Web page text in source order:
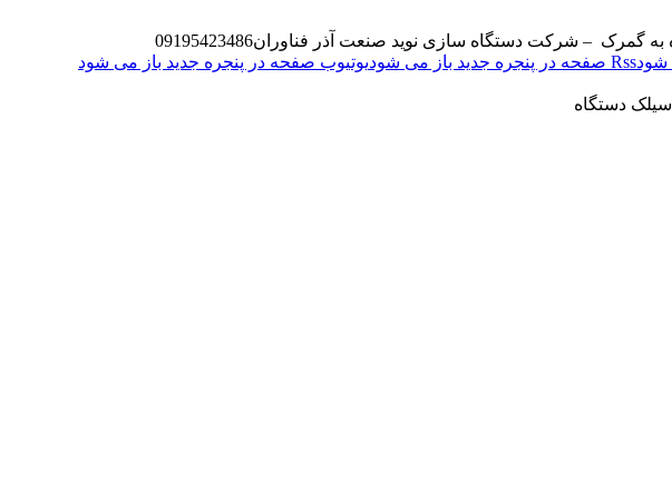
به گمرک – شرکت دستگاه سازی نوید صنعت آذر فناوران09195423486
شودRss صفحه در پنجره جدید باز می شود
یوتیوب صفحه در پنجره جدید باز می شود
دستگاه